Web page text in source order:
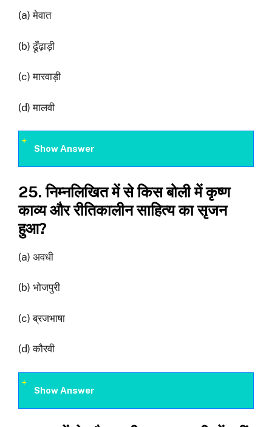
(a) मेवात
(b) ढूँढ़ाड़ी
(c) मारवाड़ी
(d) मालवी
Show Answer
25. निम्नलिखित में से किस बोली में कृष्ण
काव्य और रीतिकालीन साहित्य का सृजन
हुआ?
(a) अवधी
(b) भोजपुरी
(c) ब्रजभाषा
(d) कौरवी
Show Answer